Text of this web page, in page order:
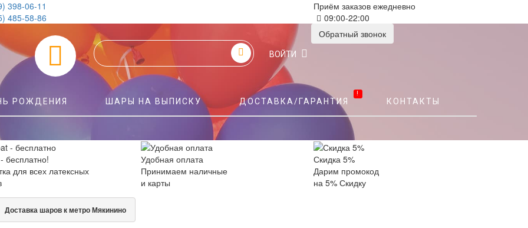
398-06-11
485-58-86
Приём заказов ежедневно
09:00-22:00
Обратный звонок
ВОЙТИ
РОЖДЕНИЯ ШАРЫ НА ВЫПИСКУ ДОСТАВКА/ГАРАНТИЯ
!
КОНТАКТЫ
бесплатно!
для всех латексных
Удобная оплата
Принимаем наличные
и карты
Скидка 5%
Дарим промокод
на 5% Скидку
Доставка шаров к метро Мякинино